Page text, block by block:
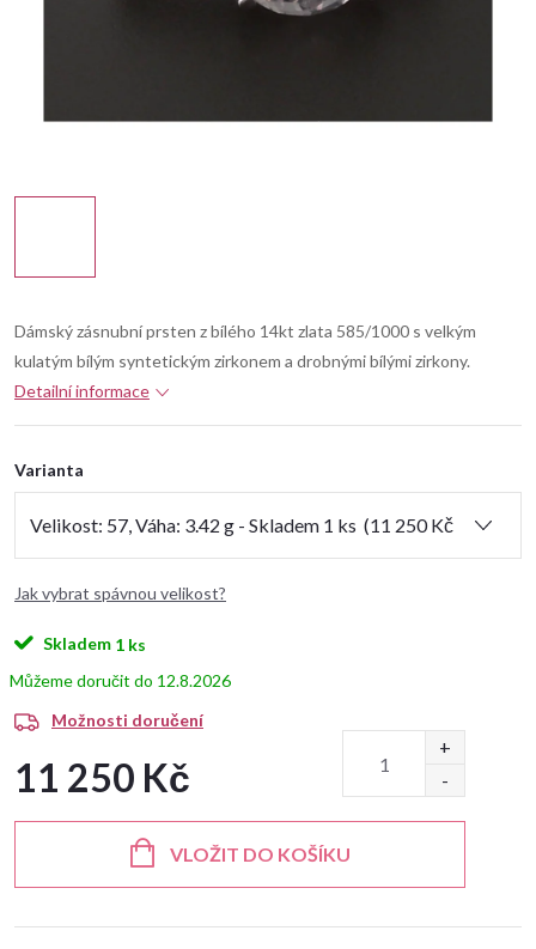
Dámský zásnubní prsten z bílého 14kt zlata 585/1000 s velkým
kulatým bílým syntetickým zirkonem a drobnými bílými zirkony.
Detailní informace
Varianta
Jak vybrat spávnou velikost?
Skladem 1 ks
12.8.2026
Možnosti doručení
11 250 Kč
VLOŽIT DO KOŠÍKU